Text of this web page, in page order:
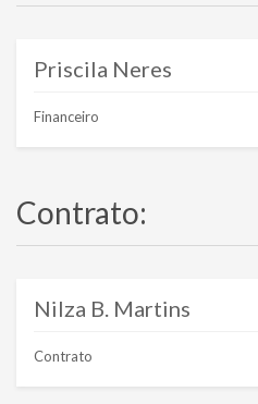
Priscila Neres
Financeiro
Contrato:
Nilza B. Martins
Contrato